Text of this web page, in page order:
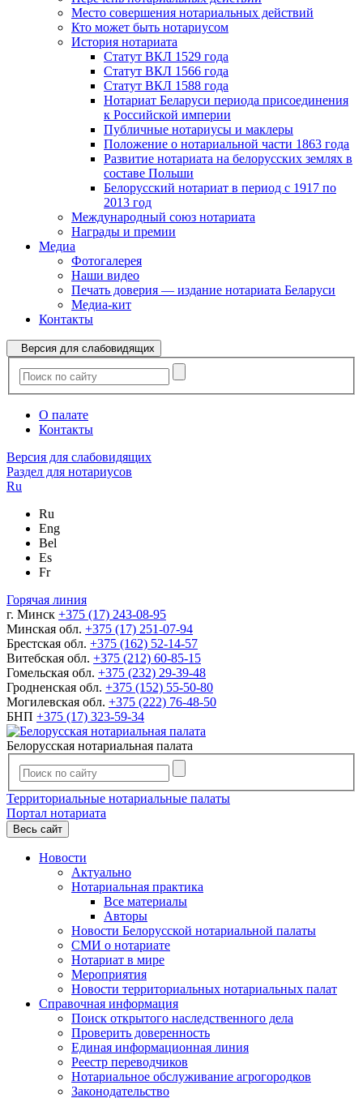
Место совершения нотариальных действий
Кто может быть нотариусом
История нотариата
Статут ВКЛ 1529 года
Статут ВКЛ 1566 года
Статут ВКЛ 1588 года
Нотариат Беларуси периода присоединения
к Российской империи
Публичные нотариусы и маклеры
Положение о нотариальной части 1863 года
Развитие нотариата на белорусских землях в
составе Польши
Белорусский нотариат в период с 1917 по
2013 год
Международный союз нотариата
Награды и премии
Медиа
Фотогалерея
Наши видео
Печать доверия — издание нотариата Беларуси
Медиа-кит
Контакты
Версия для слабовидящих
О палате
Контакты
Версия для слабовидящих
Раздел для нотариусов
Ru
Ru
Eng
Bel
Es
Fr
Горячая линия
г. Минск +375 (17) 243-08-95
Минская обл. +375 (17) 251-07-94
Брестская обл. +375 (162) 52-14-57
Витебская обл. +375 (212) 60-85-15
Гомельская обл. +375 (232) 29-39-48
Гродненская обл. +375 (152) 55-50-80
Могилевская обл. +375 (222) 76-48-50
БНП +375 (17) 323-59-34
Белорусская нотариальная палата
Территориальные нотариальные палаты
Портал нотариата
Весь сайт
Новости
Актуально
Нотариальная практика
Все материалы
Авторы
Новости Белорусской нотариальной палаты
СМИ о нотариате
Нотариат в мире
Мероприятия
Новости территориальных нотариальных палат
Справочная информация
Поиск открытого наследственного дела
Проверить доверенность
Единая информационная линия
Реестр переводчиков
Нотариальное обслуживание агрогородков
Законодательство